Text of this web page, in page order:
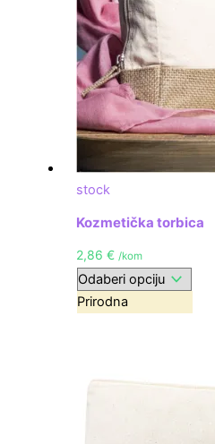
stock
Kozmetička torbica
2,86€ /kom
Prirodna